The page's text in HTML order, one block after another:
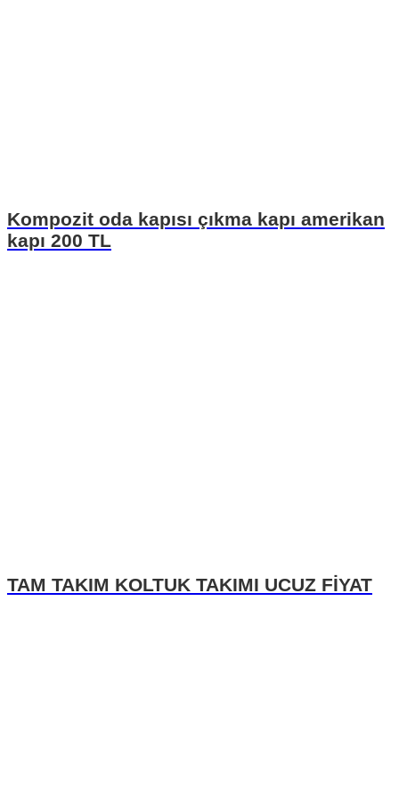
Kompozit oda kapısı çıkma kapı amerikan
kapı 200 TL
TAM TAKIM KOLTUK TAKIMI UCUZ FİYAT